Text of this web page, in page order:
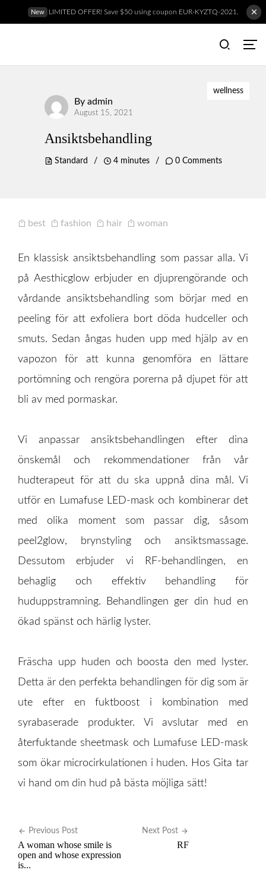
New LIMITED OFFER! Save $50 using coupon EUR-KYZTQ-2021.
Prislista
Boka Tid
Om Oss
Contact
wellness
By admin
August 15, 2021
Ansiktsbehandling
Standard 4 minutes 0 Comments
best fashion hair woman
En klassisk ansiktsbehandling som passar alla. Vi
på Aesthicglow erbjuder en djuprengörande och
vårdande ansiktsbehandling som börjar med en
peeling för att exfoliera bort döda hudceller och
smuts. Sedan ångas huden upp med hjälp av en
vapozon för att kunna genomföra en lättare
portömning och rengöra porerna på djupet för att
bli av med pormaskar.
Vi anpassar ansiktsbehandlingen efter dina
önskemål och rekommendationer från vår
hudterapeut för att du ska uppnå dina mål. Vi
utför en Lumafuse LED-mask och kombinerar det
med olika moment som passar dig, såsom
peel2glow, brynstyling och ansiktsmassage.
Dessutom erbjuder vi RF-behandlingen, en
behaglig och effektiv behandling för
huduppstramning. Behandlingen ger din hud en
ökad spänst och härlig lyster.
Fräscha upp huden och boosta den med lyster.
Detta är den perfekta behandlingen för dig som är
ute efter en fuktboost i kombination med
syrabaserade produkter. Vi avslutar med en
återfuktande sheetmask och Lumafuse LED-mask
som ökar microcirkulationen i huden. Hos Gita tar
vi hand om din hud på bästa möjliga sätt!
Previous Post
A woman whose smile is
open and whose expression
is...
Next Post
RF